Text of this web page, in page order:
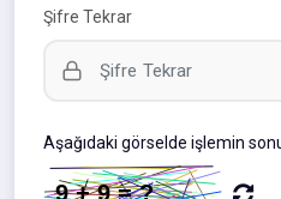
Şifre Tekrar
Aşağıdaki görselde işlemin